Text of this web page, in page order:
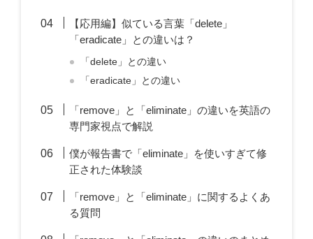
【応用編】似ている言葉「delete」
「eradicate」との違いは？
「delete」との違い
「eradicate」との違い
「remove」と「eliminate」の違いを英語の
専門家視点で解説
僕が報告書で「eliminate」を使いすぎて修
正された体験談
「remove」と「eliminate」に関するよくあ
る質問